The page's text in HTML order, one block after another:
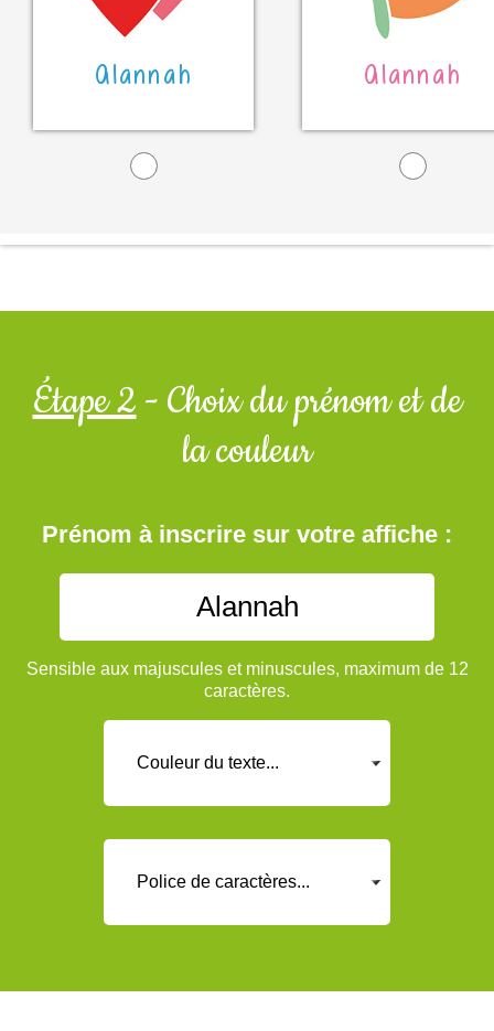
Alannah Alannah
Étape 2- Choix du prénom et de
la couleur
Prénom à inscrire sur votre affiche :
Sensible aux majuscules et minuscules, maximum de 12
caractères.